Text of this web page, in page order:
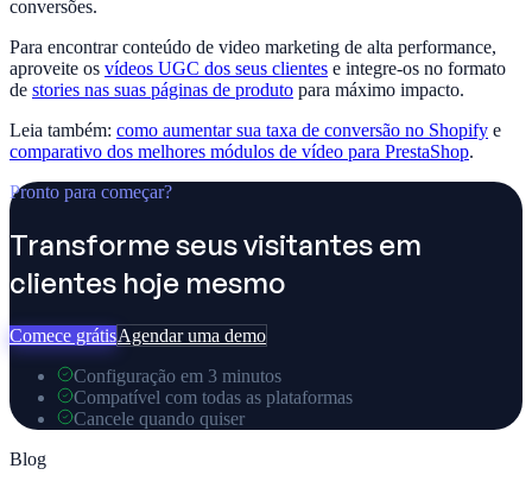
conversões.
Para encontrar conteúdo de video marketing de alta performance,
aproveite os vídeos UGC dos seus clientes e integre-os no formato
de stories nas suas páginas de produto para máximo impacto.
Leia também: como aumentar sua taxa de conversão no Shopify e
comparativo dos melhores módulos de vídeo para PrestaShop.
Pronto para começar?
Transforme seus visitantes em
clientes hoje mesmo
Comece grátisAgendar uma demo
Configuração em 3 minutos
Compatível com todas as plataformas
Cancele quando quiser
Blog